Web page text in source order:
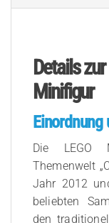
Details
Minifigur
Die LEGO
Themenwelt
Jahr 2012
beliebten
den